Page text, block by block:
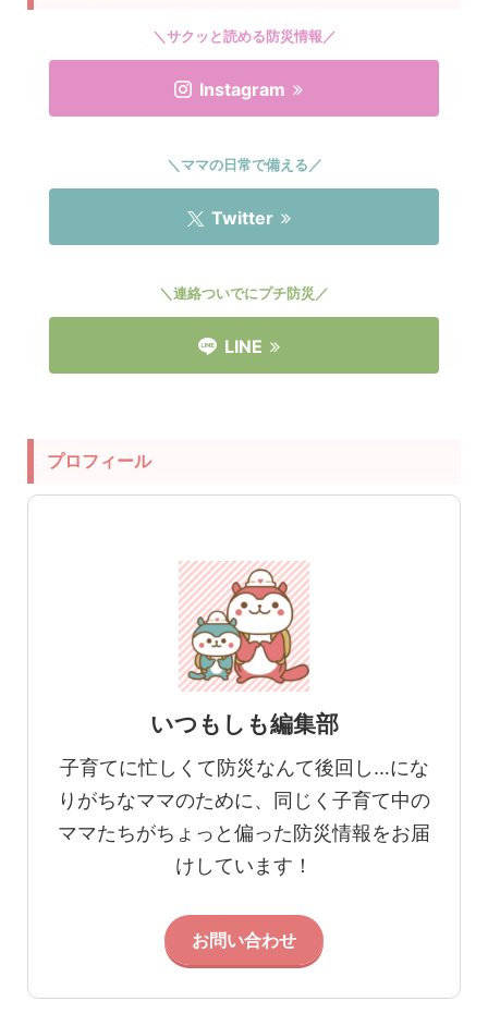
＼サクッと読める防災情報／
Instagram
＼ママの日常で備える／
Twitter
＼連絡ついでにプチ防災／
LINE
プロフィール
いつもしも編集部
子育てに忙しくて防災なんて後回し…にな
りがちなママのために、同じく子育て中の
ママたちがちょっと偏った防災情報をお届
けしています！
お問い合わせ